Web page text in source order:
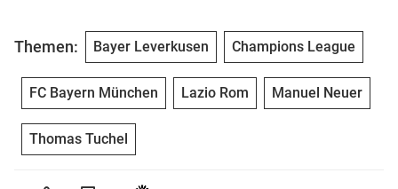
Themen: Bayer Leverkusen Champions League
FC Bayern München Lazio Rom Manuel Neuer
Thomas Tuchel